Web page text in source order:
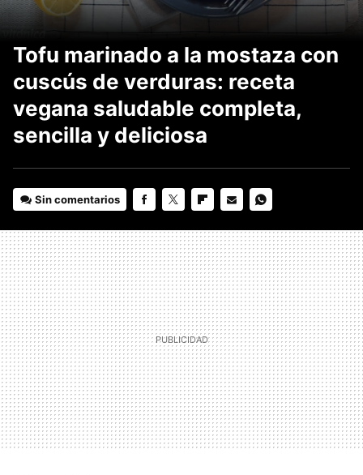
Tofu marinado a la mostaza con
cuscús de verduras: receta
vegana saludable completa,
sencilla y deliciosa
Sin comentarios
MAIL